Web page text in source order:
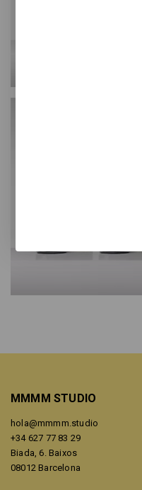
MMMM STUDIO
hola@mmmm.studio
+34 627 77 83 29
Biada, 6. Baixos
08012 Barcelona